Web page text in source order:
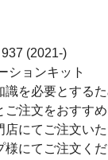
(2021-)
ションキット
識を必要とする
注文をおすすめ
にてご注文い
にてご注文くだ